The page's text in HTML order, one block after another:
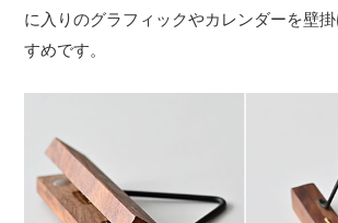
に入りのグラフィックやカレンダーを壁
すめです。